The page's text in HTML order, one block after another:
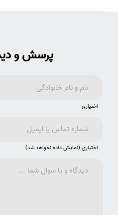
پرسش و
اختیاری
اختیاری (نمایش داده نخواهد شد)